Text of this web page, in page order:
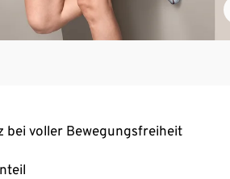
bei voller Bewegungsfreiheit